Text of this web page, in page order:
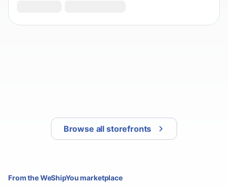
Browse all storefronts
From the WeShipYou marketplace